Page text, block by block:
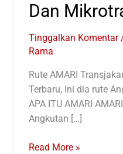
Dan
Tinggalkan Komentar
Rama
Rute AMARI
Terbaru, Ini dia rute
APA ITU AMARI
Angkutan […]
Rute
Read More »